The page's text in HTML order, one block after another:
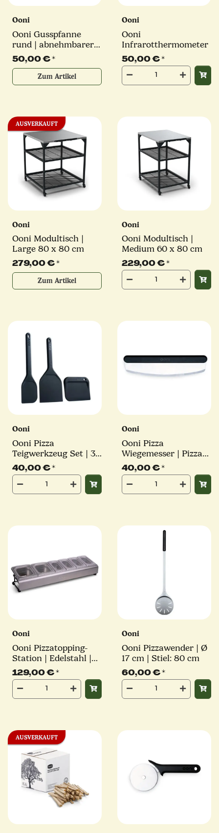
Ooni
Ooni Gusspfanne
rund | abnehmbarer
Griff und Untersetzer
50,00 €*
Zum Artikel
Ooni
Ooni
Infrarotthermometer
50,00 €*
AUSVERKAUFT
Ooni
Ooni Modultisch |
Large 80 x 80 cm
279,00 €*
Zum Artikel
Ooni
Ooni Modultisch |
Medium 60 x 80 cm
229,00 €*
Ooni
Ooni Pizza
Teigwerkzeug Set | 3-
teilig
40,00 €*
Ooni
Ooni Pizza
Wiegemesser | Pizza-
Schneider aus
Edelstahl
40,00 €*
Ooni
Ooni Pizzatopping-
Station | Edelstahl |
2x 1,6l Behälter | 4x
0,8l Behälter
129,00 €*
Ooni
Ooni Pizzawender | Ø
17 cm | Stiel: 80 cm
60,00 €*
AUSVERKAUFT